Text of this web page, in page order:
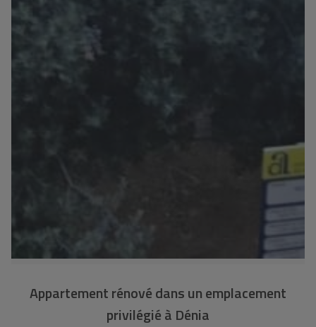
Appartement rénové dans un emplacement
privilégié à Dénia